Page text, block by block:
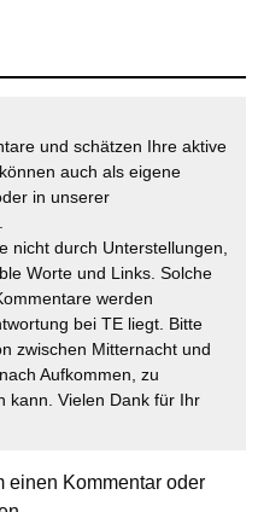
und schätzen Ihre aktive
auch als eigene
in unserer
nicht durch Unterstellungen,
Worte und Links. Solche
werden
bei TE liegt. Bitte
zwischen Mitternacht und
Aufkommen, zu
kann. Vielen Dank für Ihr
einen Kommentar oder